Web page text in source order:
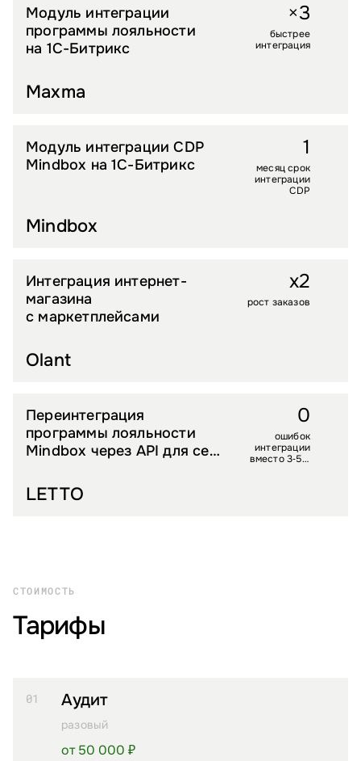
B2B
Maxma
Модуль интеграции
программы лояльности
на 1С-Битрикс
×3
быстрее
интеграция
УСЛУГИ
Mindbox
Модуль интеграции CDP
Mindbox на 1С-Битрикс
1
месяц срок
интеграции
CDP
ДЕТСКИЕ ТОВАРЫ
Olant
Интеграция интернет-
магазина
с маркетплейсами
x2
рост заказов
DIY И СТРОЙТОВАРЫ
LETTO
Переинтеграция
программы лояльности
Mindbox через API для сети
0
ошибок
интеграции
вместо 3‑5 в
СТОИМОСТЬ
Тарифы
01 Аудит
разовый
от 50 000 ₽